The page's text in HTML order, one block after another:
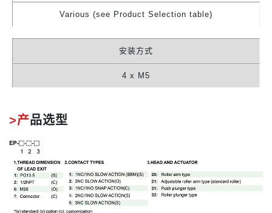
Various (see Product Selection table)
安装方式
4 x M5
>产品选型